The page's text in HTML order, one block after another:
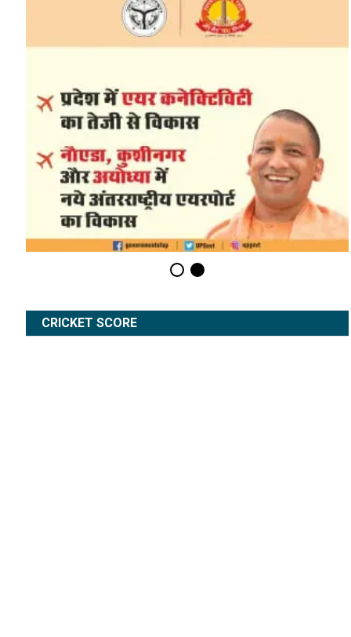
CRICKET SCORE